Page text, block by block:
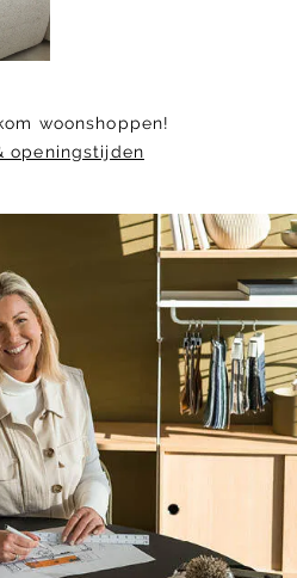
woonshoppen!
openingstijden